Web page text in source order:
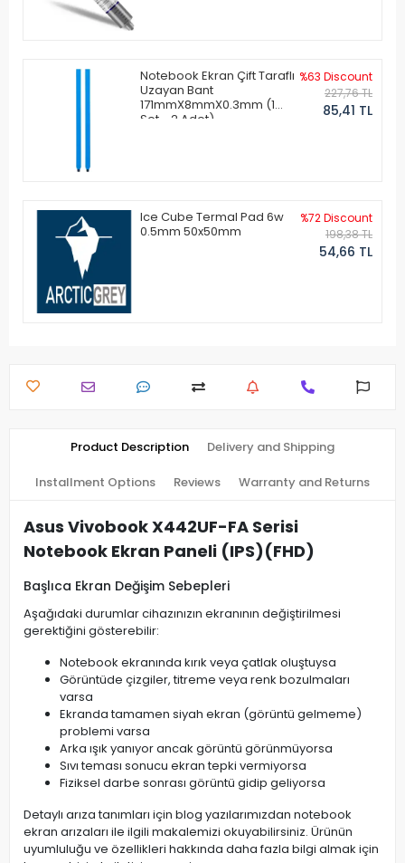
Notebook Ekran Çift Taraflı
Uzayan Bant
171mmX8mmX0.3mm (1
Set - 2 Adet)
%63 Discount
227,76 TL
85,41 TL
Ice Cube Termal Pad 6w
0.5mm 50x50mm
%72 Discount
198,38 TL
54,66 TL
Product Description Delivery and Shipping
Installment Options Reviews Warranty and Returns
Asus Vivobook X442UF-FA Serisi
Notebook Ekran Paneli (IPS)(FHD)
Başlıca Ekran Değişim Sebepleri
Aşağıdaki durumlar cihazınızın ekranının değiştirilmesi
gerektiğini gösterebilir:
Notebook ekranında kırık veya çatlak oluştuysa
Görüntüde çizgiler, titreme veya renk bozulmaları
varsa
Ekranda tamamen siyah ekran (görüntü gelmeme)
problemi varsa
Arka ışık yanıyor ancak görüntü görünmüyorsa
Sıvı teması sonucu ekran tepki vermiyorsa
Fiziksel darbe sonrası görüntü gidip geliyorsa
Detaylı arıza tanımları için blog yazılarımızdan notebook
ekran arızaları ile ilgili makalemizi okuyabilirsiniz. Ürünün
uyumluluğu ve özellikleri hakkında daha fazla bilgi almak için